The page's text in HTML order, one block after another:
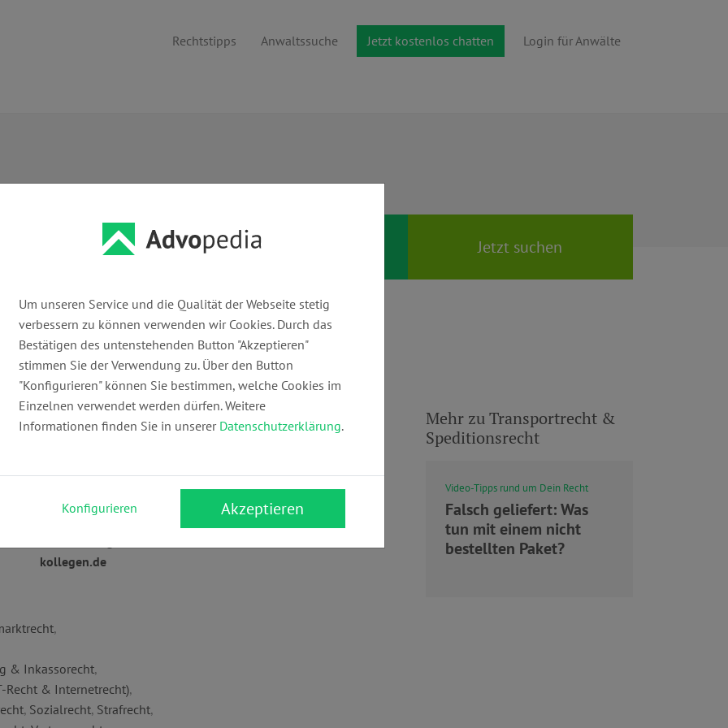
Rechtstipps Anwaltssuche Jetzt kostenlos chatten Login für Anwälte
... oder Anwaltsuche nach Namen
Suchen
| Fachanwalt für
und Architektenrecht |
Webseite:
kollegen.de
,
& Inkassorecht,
& Internetrecht),
, Sozialrecht, Strafrecht,
Mehr zu Transportrecht &
Speditionsrecht
Video-Tipps rund um Dein Recht
Falsch geliefert: Was
tun mit einem nicht
bestellten Paket?
Um unseren Service und die Qualität der Webseite stetig
verbessern zu können verwenden wir Cookies. Durch das
Bestätigen des untenstehenden Button "Akzeptieren"
stimmen Sie der Verwendung zu. Über den Button
"Konfigurieren" können Sie bestimmen, welche Cookies im
Einzelnen verwendet werden dürfen. Weitere
Informationen finden Sie in unserer Datenschutzerklärung.
Konfigurieren Akzeptieren